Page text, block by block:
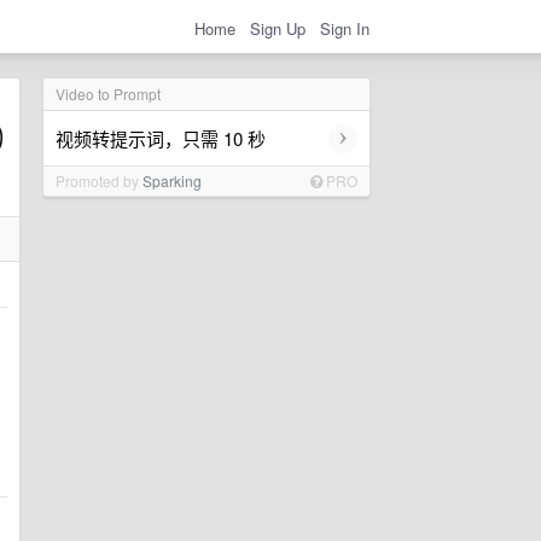
Home Sign Up Sign In
Video to Prompt
视频转提示词，只需 10 秒 ›
Promoted bySparking PRO